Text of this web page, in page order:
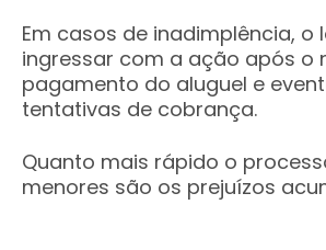
Em casos de inadimplência, o
ingressar com a ação após o
pagamento do aluguel e
tentativas de cobrança.
Quanto mais rápido o
menores são os prejuízos